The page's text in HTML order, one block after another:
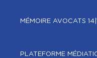
MÉMOIRE AVOCATS
PLATEFORME